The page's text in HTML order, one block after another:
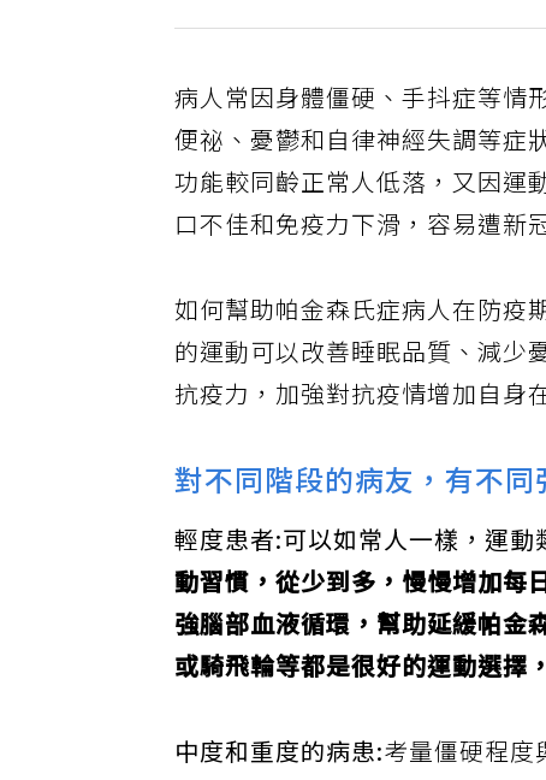
病人常因身體僵硬、手抖症等情
便祕、憂鬱和自律神經失調等症
功能較同齡正常人低落，又因運
口不佳和免疫力下滑，容易遭新
如何幫助帕金森氏症病人在防疫
的運動可以改善睡眠品質、減少
抗疫力，加強對抗疫情增加自身
對不同階段的病友，有不同
輕度患者:可以如常人一樣，運
動習慣，從少到多，慢慢增加每
強腦部血液循環，幫助延緩帕金
或騎飛輪等都是很好的運動選擇
中度和重度的病患:考量僵硬程度